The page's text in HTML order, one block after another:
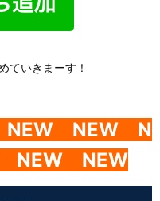
ていきまーす！
NEW NEW N
NEW NEW